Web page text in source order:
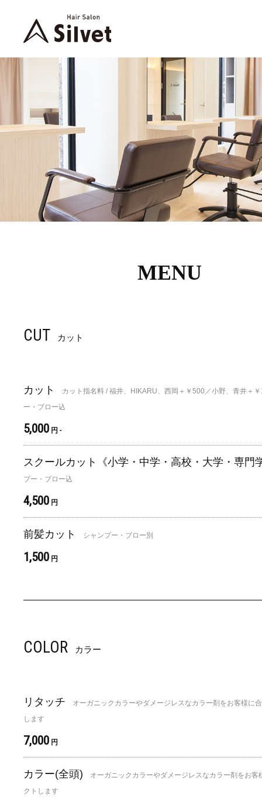
MENU
CUT カット
カット
カット指名料 / 福井、HIKARU、西岡＋￥500／小野、青井＋
ー・ブロー込
5,000 円 -
スクールカット《小学・中学・高校・大学・専門
プー・ブロー込
4,500 円
前髪カット シャンプー・ブロー別
1,500 円
COLOR カラー
リタッチ
オーガニックカラーやダメージレスなカラー剤をお客様に
します
7,000 円
カラー(全頭)
オーガニックカラーやダメージレスなカラー剤をお客
クトします